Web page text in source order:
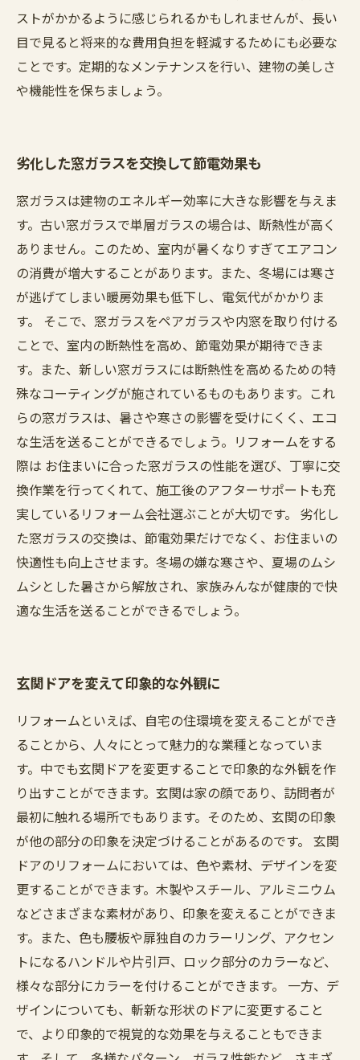
ストがかかるように感じられるかもしれませんが、長い
目で見ると将来的な費用負担を軽減するためにも必要な
ことです。定期的なメンテナンスを行い、建物の美しさ
や機能性を保ちましょう。
劣化した窓ガラスを交換して節電効果も
窓ガラスは建物のエネルギー効率に大きな影響を与えま
す。古い窓ガラスで単層ガラスの場合は、断熱性が高く
ありません。このため、室内が暑くなりすぎてエアコン
の消費が増大することがあります。また、冬場には寒さ
が逃げてしまい暖房効果も低下し、電気代がかかりま
す。 そこで、窓ガラスをペアガラスや内窓を取り付ける
ことで、室内の断熱性を高め、節電効果が期待できま
す。また、新しい窓ガラスには断熱性を高めるための特
殊なコーティングが施されているものもあります。これ
らの窓ガラスは、暑さや寒さの影響を受けにくく、エコ
な生活を送ることができるでしょう。リフォームをする
際は お住まいに合った窓ガラスの性能を選び、丁寧に交
換作業を行ってくれて、施工後のアフターサポートも充
実しているリフォーム会社選ぶことが大切です。 劣化し
た窓ガラスの交換は、節電効果だけでなく、お住まいの
快適性も向上させます。冬場の嫌な寒さや、夏場のムシ
ムシとした暑さから解放され、家族みんなが健康的で快
適な生活を送ることができるでしょう。
玄関ドアを変えて印象的な外観に
リフォームといえば、自宅の住環境を変えることができ
ることから、人々にとって魅力的な業種となっていま
す。中でも玄関ドアを変更することで印象的な外観を作
り出すことができます。玄関は家の顔であり、訪問者が
最初に触れる場所でもあります。そのため、玄関の印象
が他の部分の印象を決定づけることがあるのです。 玄関
ドアのリフォームにおいては、色や素材、デザインを変
更することができます。木製やスチール、アルミニウム
などさまざまな素材があり、印象を変えることができま
す。また、色も腰板や扉独自のカラーリング、アクセン
トになるハンドルや片引戸、ロック部分のカラーなど、
様々な部分にカラーを付けることができます。 一方、デ
ザインについても、斬新な形状のドアに変更すること
で、より印象的で視覚的な効果を与えることもできま